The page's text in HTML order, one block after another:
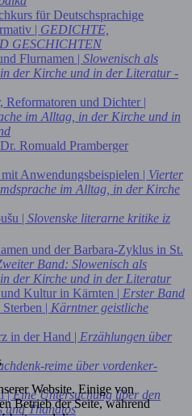
für Deutschsprachige
| GEDICHTE,
GESCHICHTEN
Flurnamen | Slowenisch als
der Kirche und in der Literatur -
Reformatoren und Dichter |
im Alltag, in der Kirche und in
Romuald Pramberger
Anwendungsbeispielen | Vierter
im Alltag, in der Kirche
| Slovenske literarne kritike iz
und der Barbara-Zyklus in St.
Band: Slowenisch als
der Kirche und in der Literatur
Kultur in Kärnten | Erster Band
| Kärntner geistliche
in der Hand | Erzählungen über
reime über vordenker-
|Eine Untersuchung über den
und Thanatos
Website. Einige von
Betrieb der Seite, während